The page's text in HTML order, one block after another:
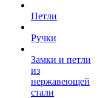
Петли
Ручки
Замки и петли
из
нержавеющей
стали